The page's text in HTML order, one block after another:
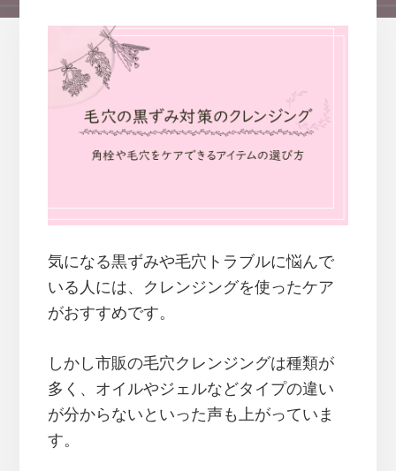
気になる黒ずみや毛穴トラブルに悩んで
いる人には、クレンジングを使ったケア
がおすすめです。
しかし市販の毛穴クレンジングは種類が
多く、オイルやジェルなどタイプの違い
が分からないといった声も上がっていま
す。